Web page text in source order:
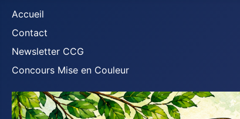
Accueil
Contact
Newsletter CCG
Concours Mise en Couleur